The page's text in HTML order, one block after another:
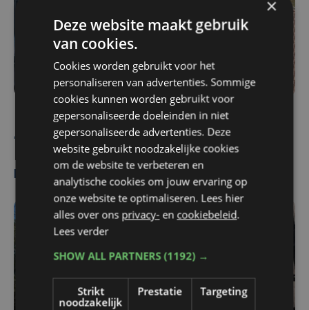
Lorenzo Dejonghe
Meest gelezen
×
Deze website maakt gebruik
van cookies.
Cookies worden gebruikt voor het
personaliseren van advertenties. Sommige
cookies kunnen worden gebruikt voor
gepersonaliseerde doeleinden in niet
gepersonaliseerde advertenties. Deze
website gebruikt noodzakelijke cookies
om de website te verbeteren en
analytische cookies om jouw ervaring op
onze website te optimaliseren. Lees hier
alles over ons privacy- en cookiebeleid.
Lees verder
SHOW ALL PARTNERS(1192) →
Strikt
noodzakelijk
Prestatie Targeting